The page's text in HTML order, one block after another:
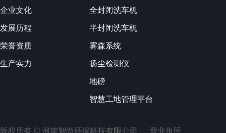
企业文化
发展历程
荣誉资质
生产实力
全封闭洗车机
半封闭洗车机
雾森系统
扬尘检测仪
地磅
智慧工地管理平台
版权所有 ©河南智尚环保科技有限公司 营业执照